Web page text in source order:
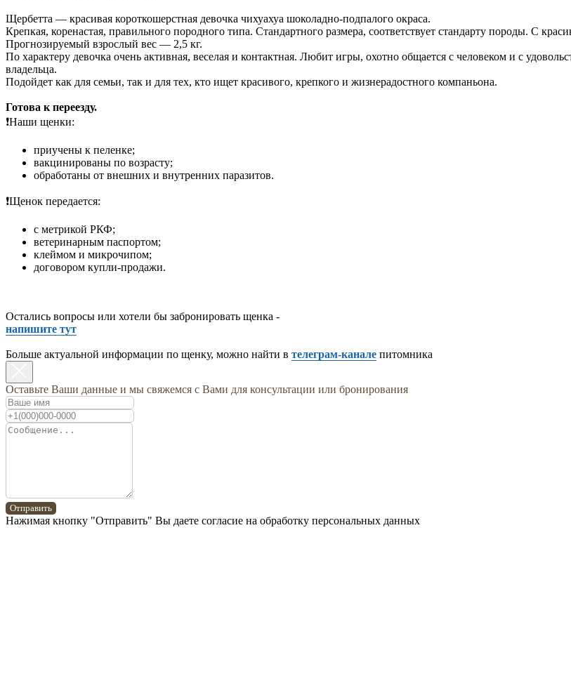
Щербетта — красивая короткошерстная девочка чихуахуа шоколадно-подпалого окраса.
Крепкая, коренастая, правильного породного типа. Стандартного размера, соответствует стандарту породы. С
Прогнозируемый взрослый вес — 2,5 кг.
По характеру девочка очень активная, веселая и контактная. Любит игры, охотно общается с человеком и с
владельца.
Подойдет как для семьи, так и для тех, кто ищет красивого, крепкого и жизнерадостного компаньона.
Готова к переезду.
❗️Наши щенки:
приучены к пеленке;
вакцинированы по возрасту;
обработаны от внешних и внутренних паразитов.
❗️Щенок передается:
с метрикой РКФ;
ветеринарным паспортом;
клеймом и микрочипом;
договором купли-продажи.
Остались вопросы или хотели бы забронировать щенка -
напишите тут
Больше актуальной информации по щенку, можно найти в телеграм-канале питомника
Оставьте Ваши данные и мы свяжемся с Вами для консультации или бронирования
Отправить
Нажимая кнопку "Отправить" Вы даете согласие на обработку персональных данных